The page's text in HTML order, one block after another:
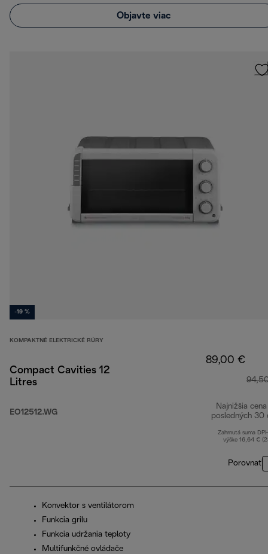
Objavte viac
-19 %
KOMPAKTNÉ ELEKTRICKÉ RÚRY
Compact Cavities 12
Litres
EO12512.WG
89,00 €
Najnižšia
posledných 30
Zahrnutá suma
výške 16,64 €
Porovnať
Konvektor s ventilátorom
Funkcia grilu
Funkcia udržania teploty
Multifunkčné ovládače